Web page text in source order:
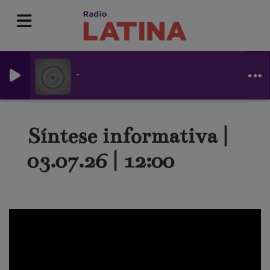
-
Síntese informativa |
03.07.26 | 12:00